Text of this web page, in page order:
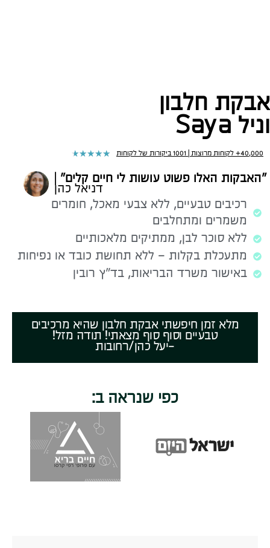
אבקת חלבון
וניל Saya
40,000+ לקוחות מרוצות | 1001 ביקורות של לקוחות ★
★
★
★
★
״האבקות האלו פשוט עושות לי חיים קלים״
דניאל כהן
רכיבים טבעיים, ללא צבעי מאכל, חומרים
משמרים ומתחלבים
ללא סוכר לבן, ממתיקים מלאכותיים
מתעכלת בקלות – ללא תחושת כובד או נפיחות
באישור משרד הבריאות, בד״ץ רובין
מלא זמן חיפשתי אבקת חלבון שהיא מרכיבים
טבעיים וסוף סוף מצאתי! תודה מזל!
-יעל כהן/רחובות
כפי שנראה ב: